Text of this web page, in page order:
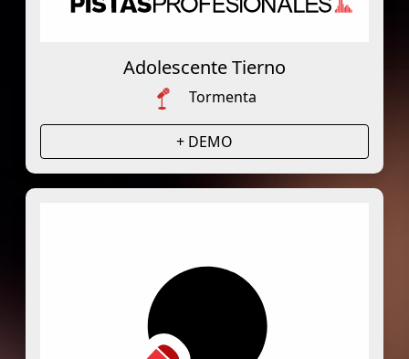
Adolescente Tierno
Tormenta
+ DEMO